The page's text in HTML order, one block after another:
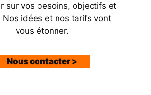
sur vos besoins, objectifs et
Nos idées et nos tarifs vont
vous étonner.
Nous contacter >